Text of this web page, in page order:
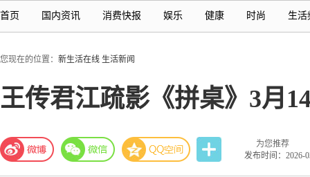
首页 国内资讯 消费快报 娱乐 健康 时尚 生活
您现在的位置： 新生活在线 生活新闻
王传君江疏影《拼桌》3月
为您推荐
发布时间：2026-